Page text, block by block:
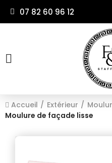
07 82 60 96 12
Accueil Extérieur
Moulure de façade lisse